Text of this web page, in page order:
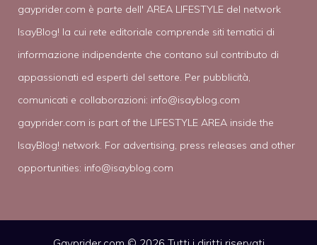
gayprider.com è parte dell' AREA LIFESTYLE del network
IsayBlog! la cui rete editoriale comprende siti tematici di
informazione indipendente che contano sul contributo di
appassionati ed esperti del settore. Per pubblicità,
comunicati e collaborazioni: info@isayblog.com
gayprider.com is part of the LIFESTYLE AREA inside the
IsayBlog! network. For advertising, press releases and other
opportunities: info@isayblog.com